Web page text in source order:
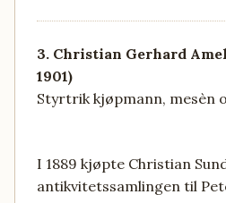
3. Christian Gerhard
1901)
Styrtrik kjøpmann, mesèn
I 1889 kjøpte Christian
antikvitetssamlingen til